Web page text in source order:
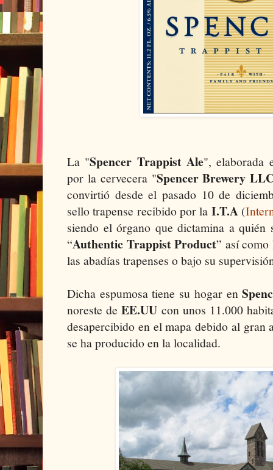
La "Spencer Trappist Ale", elaborada
por la cervecera "Spencer Brewery
convirtió desde el pasado 10 de
sello trapense recibido por la I.T.A(
siendo el órgano que dictamina a
“Authentic Trappist Product” así
las abadías trapenses o bajo su
Dicha espumosa tiene su hogar en
noreste deEE.UU con unos 11.000
desapercibido en el mapa debido al gran
se ha producido en la localidad.